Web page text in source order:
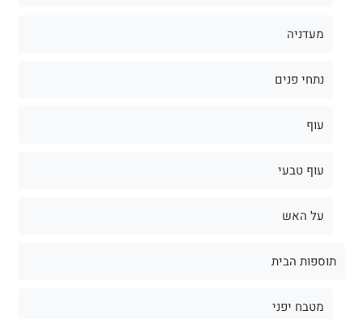
מעדניה
נתחי פנים
עוף
עוף טבעי
על האש
תוספות הבית
מטבח יפני